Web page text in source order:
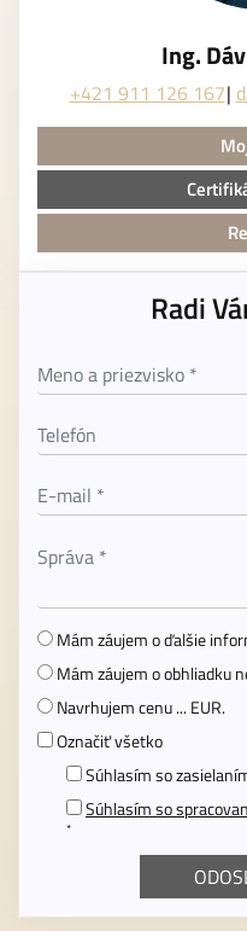
Ing.
+421 911 126 167
Radi
Mám záujem o ďalšie
Mám záujem o obhliadku
Navrhujem cenu ... EUR.
Označiť všetko
Súhlasím so
Súhlasím so
*